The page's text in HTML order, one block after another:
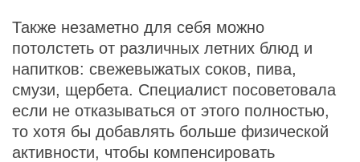
Также незаметно для себя можно
потолстеть от различных летних блюд и
напитков: свежевыжатых соков, пива,
смузи, щербета. Специалист посоветовала
если не отказываться от этого полностью,
то хотя бы добавлять больше физической
активности, чтобы компенсировать